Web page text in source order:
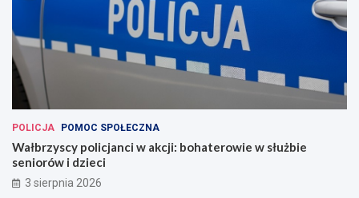
POLICJA POMOC SPOŁECZNA
Wałbrzyscy policjanci w akcji: bohaterowie w służbie
seniorów i dzieci
3 sierpnia 2026